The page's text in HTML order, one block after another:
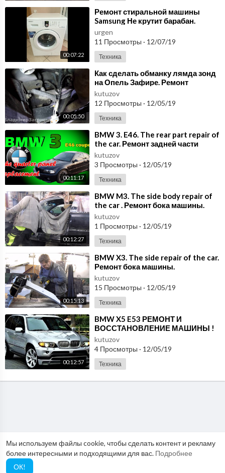
Мы используем файлы cookie, чтобы сделать контент и рекламу
более интересными и подходящими для вас. Подробнее
ОК!
00:07:22
⁣Ремонт стиральной машины
Samsung Не крутит барабан.
urgen
11 Просмотры · 12/07/19
Техника
00:05:50
⁣Как сделать обманку лямда зонд
на Опель Зафире. Ремонт
машины своими руками.
Автоэлектрика
kutuzov
12 Просмотры · 12/05/19
Техника
00:11:17
⁣BMW 3. E46. The rear part repair of
the car. Ремонт задней части
машины.
kutuzov
3 Просмотры · 12/05/19
Техника
00:12:27
⁣BMW M3. The side body repair of
the car . Ремонт бока машины.
kutuzov
1 Просмотры · 12/05/19
Техника
00:15:13
⁣BMW X3. The side repair of the car.
Ремонт бока машины.
kutuzov
15 Просмотры · 12/05/19
Техника
00:12:57
⁣BMW X5 E53 РЕМОНТ И
ВОССТАНОВЛЕНИЕ МАШИНЫ !
kutuzov
4 Просмотры · 12/05/19
Техника